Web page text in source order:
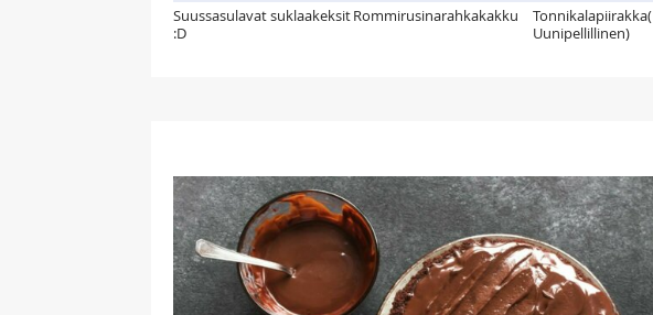
Suussasulavat suklaakeksit
:D
Rommirusinarahkakakku
Tonnikalapiirakka(
Uunipellillinen)